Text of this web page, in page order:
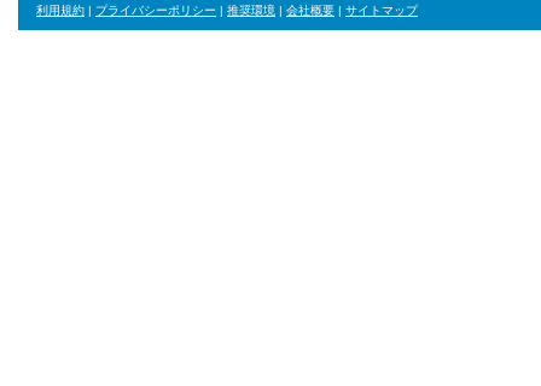
利用規約 | プライバシーポリシー | 推奨環境 | 会社概要 | サイトマップ